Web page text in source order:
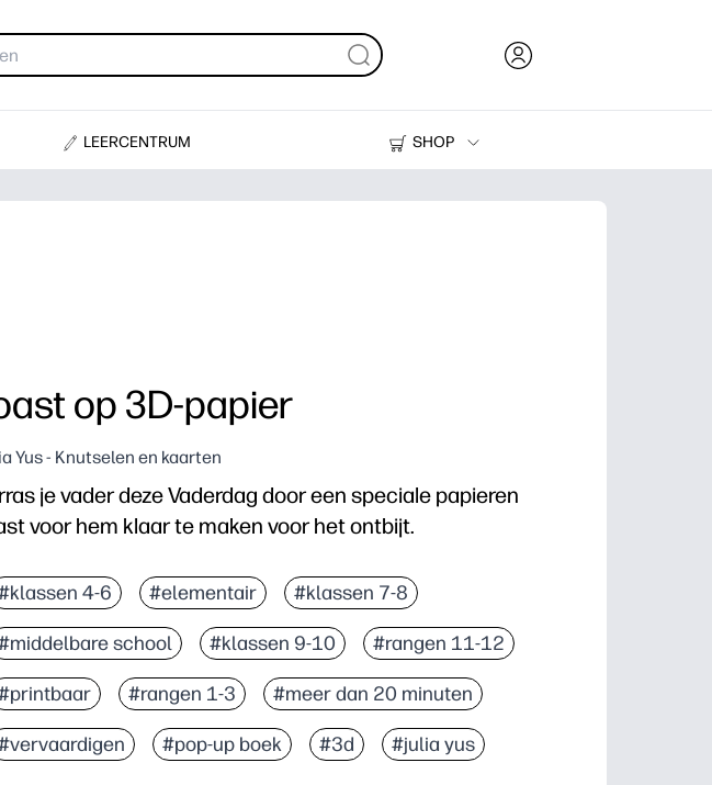
LEERCENTRUM
SHOP
Printers
op 3D-papier
Yus - Knutselen en kaarten
je vader deze Vaderdag door een speciale papieren
voor hem klaar te maken voor het ontbijt.
4-6 #elementair #klassen 7-8
school #klassen 9-10 #rangen 11-12
#rangen 1-3 #meer dan 20 minuten
#pop-up boek #3d #julia yus